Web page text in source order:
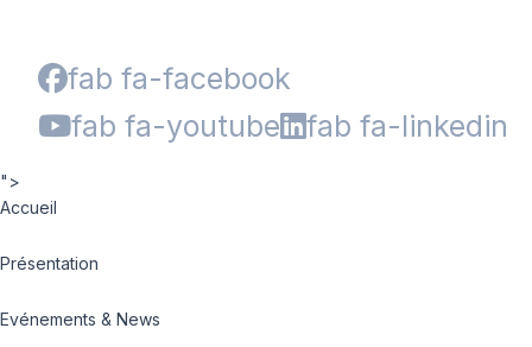
fab fa-facebook
fab fa-youtube
fab fa-linkedin
">
Accueil
Présentation
Evénements & News